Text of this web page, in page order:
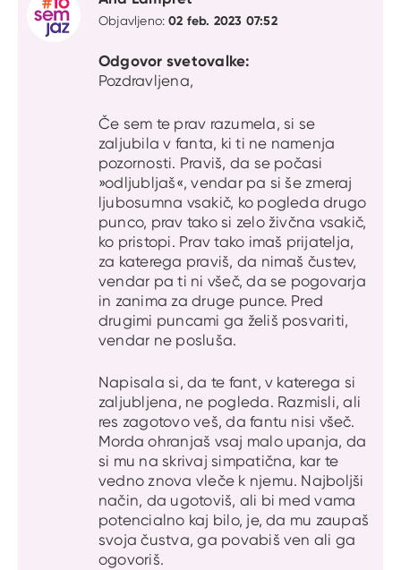
Objavljeno:02 feb. 2023 07:52
Odgovor svetovalke:
Pozdravljena,
Če sem te prav razumela, si se
zaljubila v fanta, ki ti ne namenja
pozornosti. Praviš, da se počasi
»odljubljaš«, vendar pa si še zmeraj
ljubosumna vsakič, ko pogleda drugo
punco, prav tako si zelo živčna vsakič,
ko pristopi. Prav tako imaš prijatelja,
za katerega praviš, da nimaš čustev,
vendar pa ti ni všeč, da se pogovarja
in zanima za druge punce. Pred
drugimi puncami ga želiš posvariti,
vendar ne posluša.
Napisala si, da te fant, v katerega si
zaljubljena, ne pogleda. Razmisli, ali
res zagotovo veš, da fantu nisi všeč.
Morda ohranjaš vsaj malo upanja, da
si mu na skrivaj simpatična, kar te
vedno znova vleče k njemu. Najboljši
način, da ugotoviš, ali bi med vama
potencialno kaj bilo, je, da mu zaupaš
svoja čustva, ga povabiš ven ali ga
ogovoriš.